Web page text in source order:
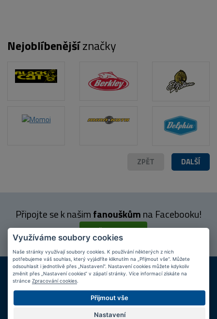
Nejoblíbenějšíznačky
DALŠÍ
ZPĚT
Připojte se k našimfanouškůmna Facebooku!
PŘIPOJIT SE
DOPRAVA ZDARMA
Při nákupu nad 2 000 Kč
KAMENNÉ PRODEJNY
Jsme na trhu více než 10 let
Tipyk nákupu
Využíváme soubory cookies
Naše stránky využívají soubory cookies. K používání některých z nich
potřebujeme váš souhlas, který vyjádříte kliknutím na „Přijmout vše“. Můžete
odsouhlasit i jednotlivě přes „Nastavení“. Nastavení cookies můžete kdykoliv
změnit přes „Nastavení cookies“ v zápatí stránky. Více informací získáte na
stránce Zpracování cookies
Přijmout vše
Nastavení